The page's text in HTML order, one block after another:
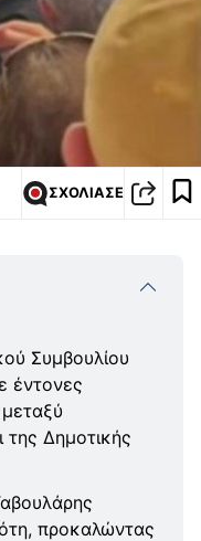
ΣΧΟΛΙΑΣΕ
Συμβουλίου
έντονες
Δημοτικής
προκαλώντας